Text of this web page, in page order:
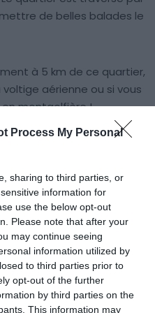
Process My Personal
sharing to third parties, or
information for
use the below opt-out
Please note that after your
may continue seeing
information utilized by
to third parties prior to
opt-out of the further
by third parties on the
This information may
de belles balades le
à 5 km de ce quartier,
aérienne ou si vous
montgolfière !